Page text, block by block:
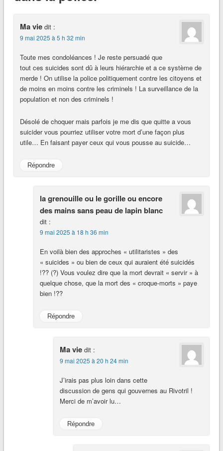
Ma vie dit :
9 mai 2025 à 5 h 32 min
Toute mes condoléances ! Je reste persuadé que
tout ces suicides sont dû à leurs hiérarchie et a ce système de
merde ! On utilise la police politiquement contre les citoyens et
de moins en moins contre les criminels ! La surveillance de la
population et non des criminels !
Désolé de choquer mais parfois je me dis que quitte a vous
suicider vous pourriez utiliser votre mort d’une façon plus
utile… En faisant payer ceux qui vous pousse au suicide…
Répondre
la grenouille ou le gorille ou encore
des mains sans peau de lapin blanc
dit :
9 mai 2025 à 18 h 36 min
En voilà bien des approches « utilitaristes » des
« suicides » ou bien de ceux qui auraient été suicidés
!?? (?) Vous voulez dire que la mort devrait « servir » à
quelque chose, que la mort des « croque-morts » paye
bien !??
Répondre
Ma vie dit :
9 mai 2025 à 20 h 24 min
J’irais pas plus loin dans cette
discussion de gens qui gouvernes au Rivotril !
Merci de m’avoir lu…
Répondre